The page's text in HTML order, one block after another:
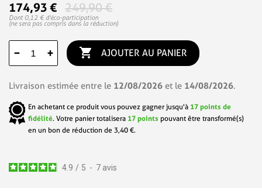
174,93 € 249,90 €
Dont 0,12 € d'éco-participation
(ne sera pas compris dans la réduction)
− +  AJOUTER AU PANIER
Livraison estimée entre le 12/08/2026 et le 14/08/2026.
En achetant ce produit vous pouvez gagner jusqu'à 17 points de
fidélité. Votre panier totalisera 17 points pouvant être transformé(s)
en un bon de réduction de 3,40 €.
4.9 / 5 - 7 avis